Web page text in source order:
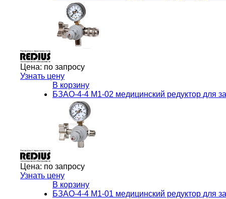
Цена: по запросу
Узнать цену
В корзину
БЗАО-4-4 М1-02 медицинский редуктор для
Цена: по запросу
Узнать цену
В корзину
БЗАО-4-4 М1-01 медицинский редуктор для